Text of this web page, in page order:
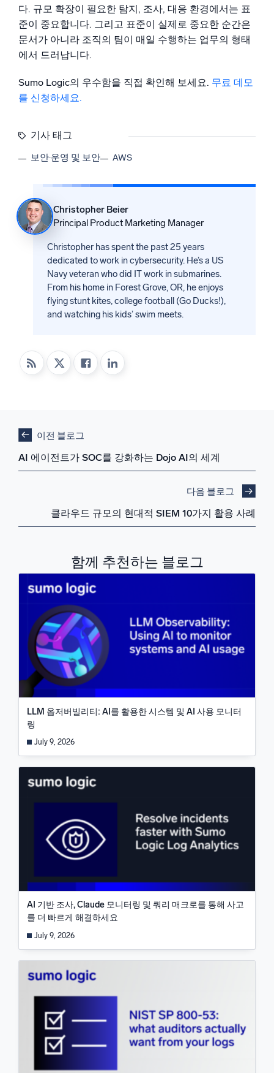
다. 규모 확장이 필요한 탐지, 조사, 대응 환경에서는 표
준이 중요합니다. 그리고 표준이 실제로 중요한 순간은
문서가 아니라 조직의 팀이 매일 수행하는 업무의 형태
에서 드러납니다.
Sumo Logic의 우수함을 직접 확인해 보세요. 무료 데모
를 신청하세요.
기사 태그
보안·운영 및 보안 AWS
Christopher Beier
Principal Product Marketing Manager
Christopher has spent the past 25 years
dedicated to work in cybersecurity. He’s a US
Navy veteran who did IT work in submarines.
From his home in Forest Grove, OR, he enjoys
flying stunt kites, college football (Go Ducks!),
and watching his kids’ swim meets.
이전 블로그
AI 에이전트가 SOC를 강화하는 Dojo AI의 세계
다음 블로그
클라우드 규모의 현대적 SIEM 10가지 활용 사례
함께 추천하는 블로그
LLM 옵저버빌리티: AI를 활용한 시스템 및 AI 사용 모니터
링
July 9, 2026
AI 기반 조사, Claude 모니터링 및 쿼리 매크로를 통해 사고
를 더 빠르게 해결하세요
July 9, 2026